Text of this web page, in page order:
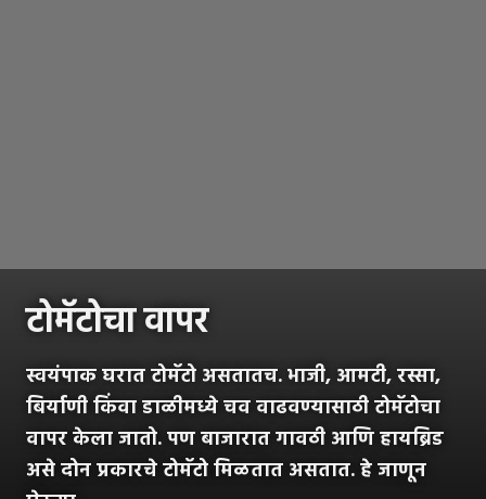
टोमॅटोचा वापर
स्वयंपाक घरात टोमॅटो असतातच. भाजी, आमटी, रस्सा,
बिर्याणी किंवा डाळीमध्ये चव वाढवण्यासाठी टोमॅटोचा
वापर केला जातो. पण बाजारात गावठी आणि हायब्रिड
असे दोन प्रकारचे टोमॅटो मिळतात असतात. हे जाणून